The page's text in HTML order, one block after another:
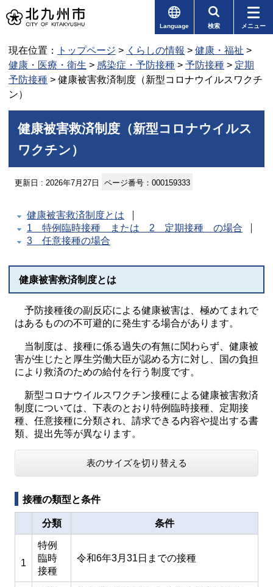
Language 検索 メニュー
現在位置： トップページ > くらしの情報 > 健康・福祉 >
健康・医療・衛生 > 感染症・予防接種 > 予防接種 > 定期
予防接種 > 健康被害救済制度（新型コロナウイルスワクチ
ン）
健康被害救済制度（新型コロナウイルス
ワクチン）
更新日 : 2026年7月27日 ページ番号：000159333
健康被害救済制度とは
1 特例臨時接種 または 2 定期接種 の場合
3 任意接種の場合
健康被害救済制度とは
予防接種後の副反応による健康被害は、極めてまれで
はあるものの不可避的に発生する場合があります。
当制度は、接種に係る過失の有無に関わらず、健康被
害が生じたと厚生労働大臣が認める方に対し、国の負担
により救済のための給付を行う制度です。
新型コロナウイルスワクチン接種による健康被害救済
制度については、下表のとおり特例臨時接種、定期接
種、任意接種に分類され、請求できる内容や提出する書
類、提出先等が異なります。
表のサイズを切り替える
接種の類型と条件
分類 条件
1
特例
臨時
接種
令和6年3月31日までの接種